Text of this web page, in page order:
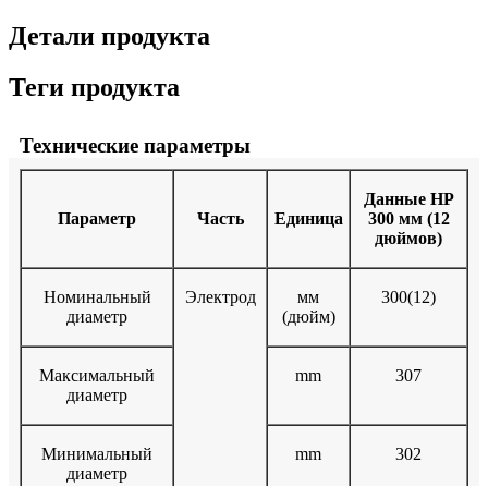
Детали продукта
Теги продукта
Технические параметры
Параметр Часть Единица
Данные HP
300 мм (12
дюймов)
Номинальный
диаметр
Электрод
мм
(дюйм)
300(12)
Максимальный
диаметр
mm 307
Минимальный
диаметр
mm 302